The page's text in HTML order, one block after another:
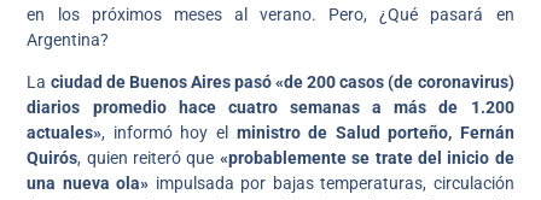
en los próximos meses al verano. Pero, ¿Qué pasará en
Argentina?
La ciudad de Buenos Aires pasó «de 200 casos (de coronavirus)
diarios promedio hace cuatro semanas a más de 1.200
actuales», informó hoy el ministro de Salud porteño, Fernán
Quirós, quien reiteró que «probablemente se trate del inicio de
una nueva ola» impulsada por bajas temperaturas, circulación